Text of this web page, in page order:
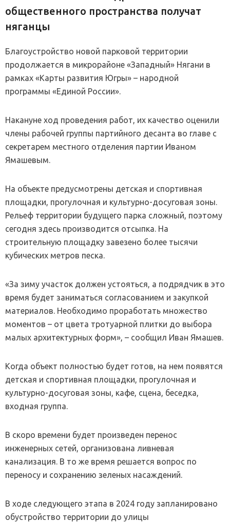
общественного пространства получат
няганцы
Благоустройство новой парковой территории
продолжается в микрорайоне «Западный» Нягани в
рамках «Карты развития Югры» – народной
программы «Единой России».
Накануне ход проведения работ, их качество оценили
члены рабочей группы партийного десанта во главе с
секретарем местного отделения партии Иваном
Ямашевым.
На объекте предусмотрены детская и спортивная
площадки, прогулочная и культурно-досуговая зоны.
Рельеф территории будущего парка сложный, поэтому
сегодня здесь производится отсыпка. На
строительную площадку завезено более тысячи
кубических метров песка.
«За зиму участок должен устояться, а подрядчик в это
время будет заниматься согласованием и закупкой
материалов. Необходимо проработать множество
моментов – от цвета тротуарной плитки до выбора
малых архитектурных форм», – сообщил Иван Ямашев.
Когда объект полностью будет готов, на нем появятся
детская и спортивная площадки, прогулочная и
культурно-досуговая зоны, кафе, сцена, беседка,
входная группа.
В скоро времени будет произведен перенос
инженерных сетей, организована ливневая
канализация. В то же время решается вопрос по
переносу и сохранению зеленых насаждений.
В ходе следующего этапа в 2024 году запланировано
обустройство территории до улицы